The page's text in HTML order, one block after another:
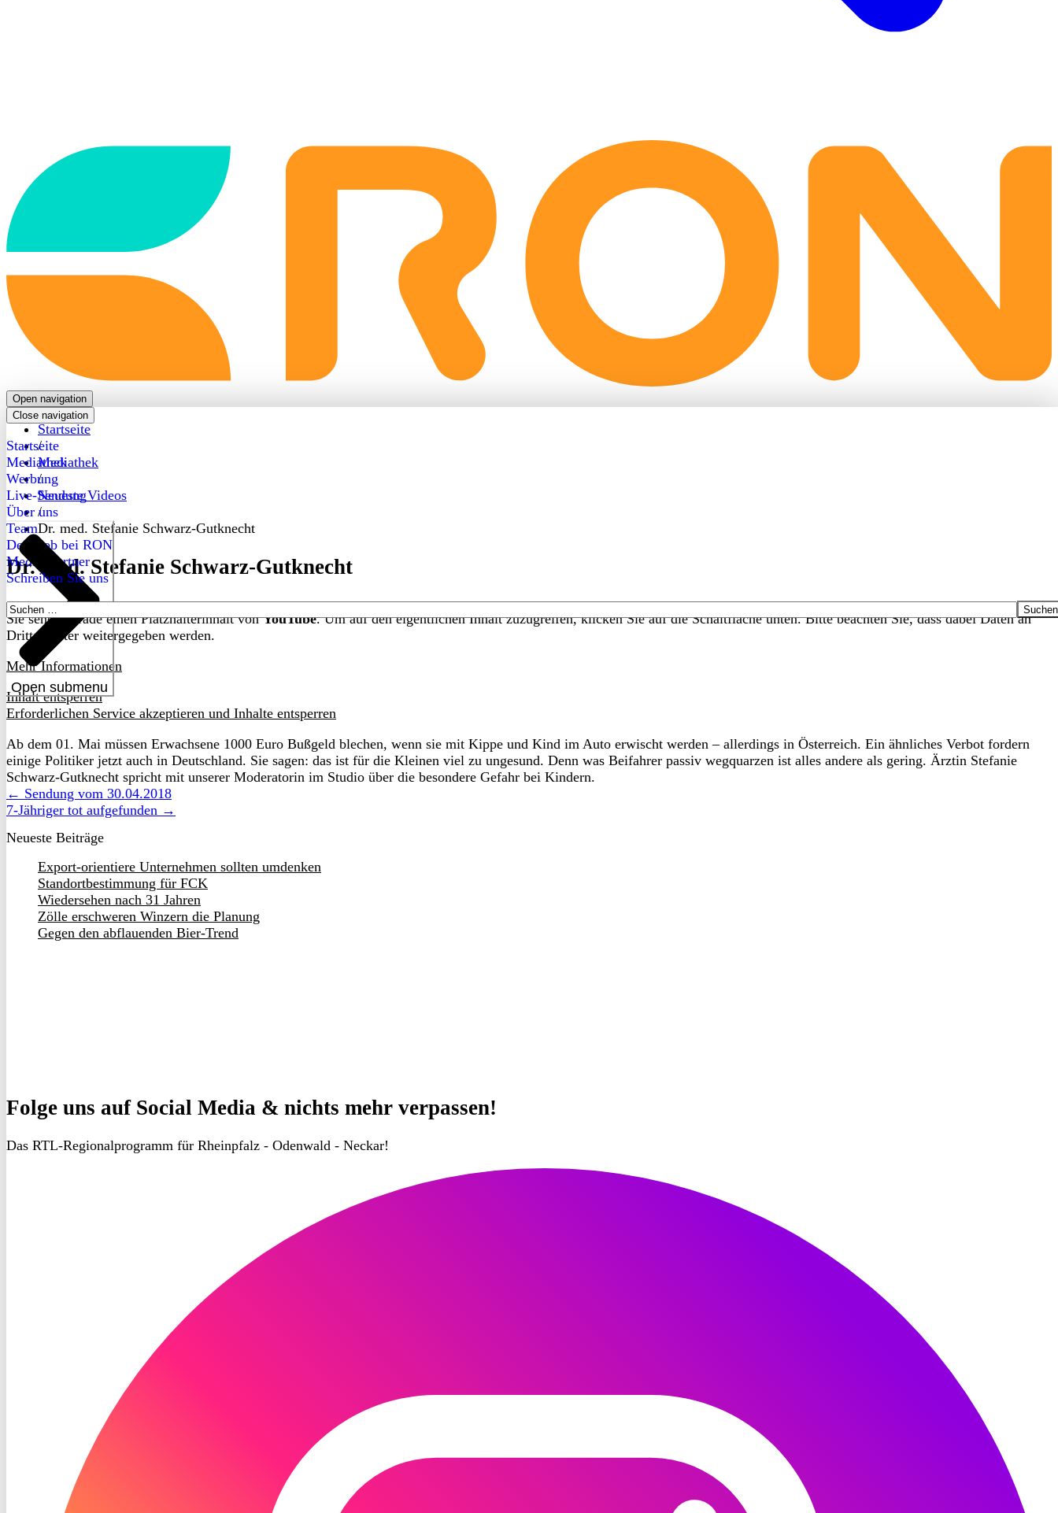
frontpage
Open navigation
Close navigation
Startseite
Mediathek
Werbung
Live-Sendung
Über uns
Open submenu
Team
Dein Job bei RON
Medienpartner
Schreiben Sie uns
Suchen
nach:
Startseite
/
Mediathek
/
Neueste Videos
/
Dr. med. Stefanie Schwarz-Gutknecht
Dr. med. Stefanie Schwarz-Gutknecht
Sie sehen gerade einen Platzhalterinhalt vonYouTube. Um auf den eigentlichen Inhalt zuzugreifen, klicken Sie auf die Schaltfläche unten. Bitte beachten Sie, dass dabei Daten an
Drittanbieter weitergegeben werden.
Mehr Informationen
Inhalt entsperren
Erforderlichen Service akzeptieren und Inhalte entsperren
Ab dem 01. Mai müssen Erwachsene 1000 Euro Bußgeld blechen, wenn sie mit Kippe und Kind im Auto erwischt werden – allerdings in Österreich. Ein ähnliches Verbot fordern
einige Politiker jetzt auch in Deutschland. Sie sagen: das ist für die Kleinen viel zu ungesund. Denn was Beifahrer passiv wegquarzen ist alles andere als gering. Ärztin Stefanie
Schwarz-Gutknecht spricht mit unserer Moderatorin im Studio über die besondere Gefahr bei Kindern.
← Sendung vom 30.04.2018
7-Jähriger tot aufgefunden →
Neueste Beiträge
Export-orientiere Unternehmen sollten umdenken
Standortbestimmung für FCK
Wiedersehen nach 31 Jahren
Zölle erschweren Winzern die Planung
Gegen den abflauenden Bier-Trend
Folge uns auf Social Media & nichts mehr verpassen!
Das RTL-Regionalprogramm für Rheinpfalz - Odenwald - Neckar!